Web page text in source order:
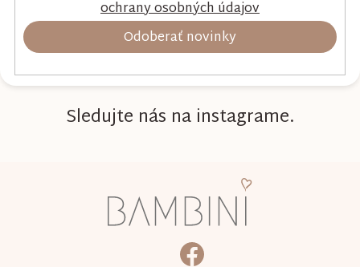
ochrany osobných údajov
Odoberať novinky
Sledujte nás na instagrame.
bambini.kociky
https://www.facebook.com/